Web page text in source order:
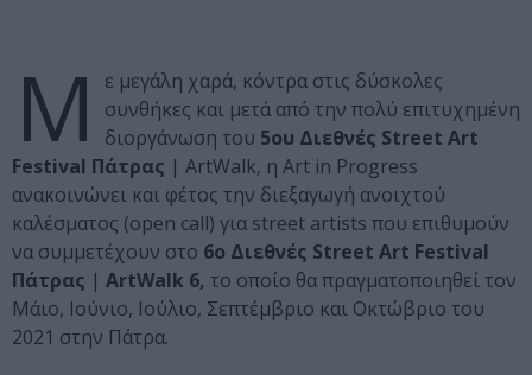
Μ
ε μεγάλη χαρά, κόντρα στις δύσκολες
συνθήκες και μετά από την πολύ επιτυχημένη
διοργάνωση του 5ου Διεθνές Street Art
Festival Πάτρας | ArtWalk, η Art in Progress
ανακοινώνει και φέτος την διεξαγωγή ανοιχτού
καλέσματος (open call) για street artists που επιθυμούν
να συμμετέχουν στο 6ο Διεθνές Street Art Festival
Πάτρας | ArtWalk 6, το οποίο θα πραγματοποιηθεί τον
Μάιο, Ιούνιο, Ιούλιο, Σεπτέμβριο και Οκτώβριο του
2021 στην Πάτρα.